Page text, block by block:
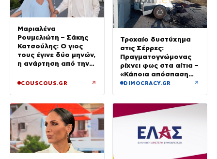
Μαριαλένα
Ρουμελιώτη – Σάκης
Κατσούλης: Ο γιος
τους έγινε δύο μηνών,
η ανάρτηση από την
COUSCOUS.GR ↗
Τροχαίο δυστύχημα
στις Σέρρες:
Πραγματογνώμονας
ρίχνει φως στα αίτια –
«Κάποια απόσπαση
προσοχής, ίσως
DIMOCRACY.GR ↗